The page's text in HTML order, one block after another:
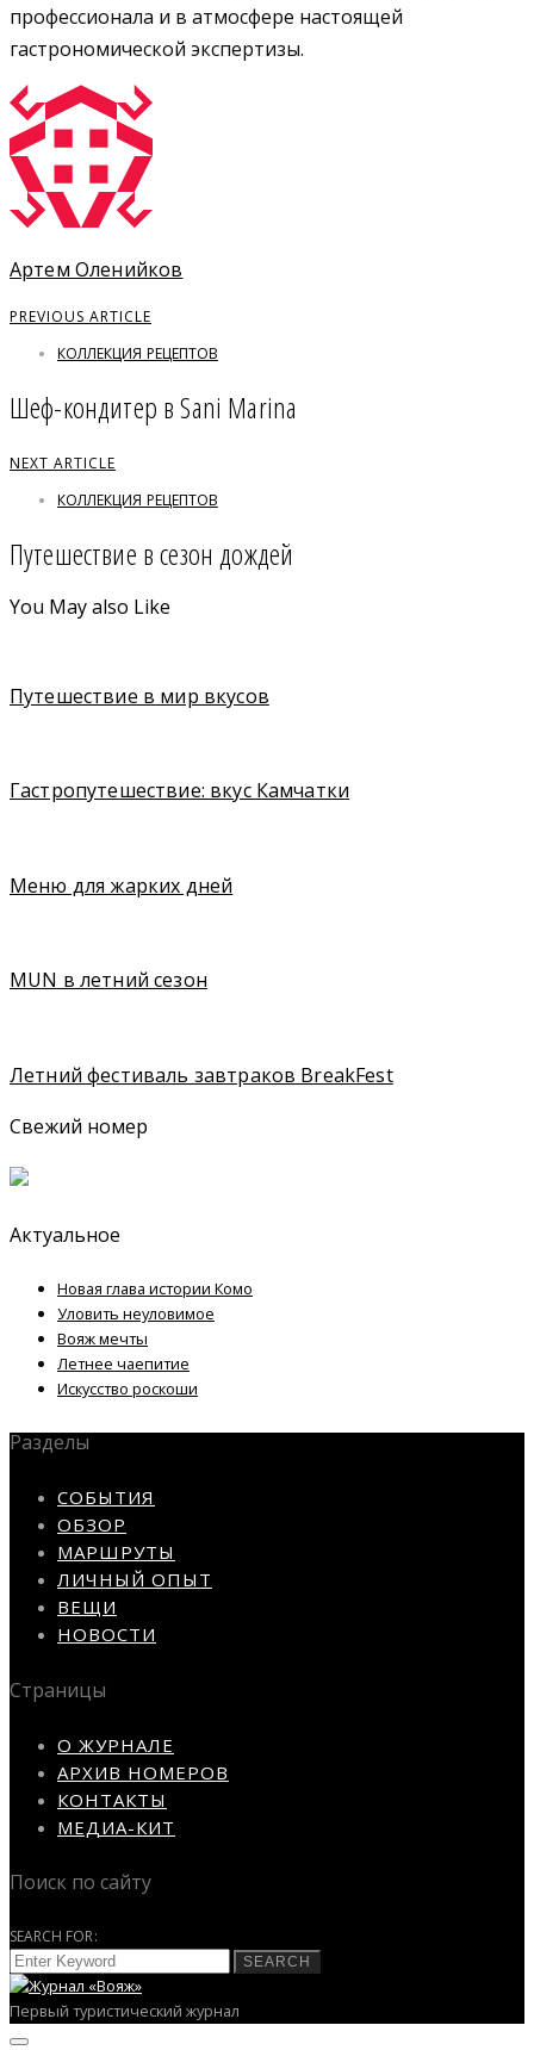
профессионала и в атмосфере настоящей
гастрономической экспертизы.
Артем Оленийков
PREVIOUS ARTICLE
КОЛЛЕКЦИЯ РЕЦЕПТОВ
Шеф-кондитер в Sani Marina
NEXT ARTICLE
КОЛЛЕКЦИЯ РЕЦЕПТОВ
Путешествие в сезон дождей
You May also Like
Путешествие в мир вкусов
Гастропутешествие: вкус Камчатки
Меню для жарких дней
MUN в летний сезон
Летний фестиваль завтраков BreakFest
Свежий номер
Актуальное
Новая глава истории Комо
Уловить неуловимое
Вояж мечты
Летнее чаепитие
Искусство роскоши
Разделы
СОБЫТИЯ
ОБЗОР
МАРШРУТЫ
ЛИЧНЫЙ ОПЫТ
ВЕЩИ
НОВОСТИ
Страницы
О ЖУРНАЛЕ
АРХИВ НОМЕРОВ
КОНТАКТЫ
МЕДИА-КИТ
Поиск по сайту
SEARCH FOR:
SEARCH
Первый туристический журнал